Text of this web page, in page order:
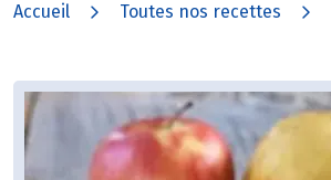
Accueil Toutes nos recettes